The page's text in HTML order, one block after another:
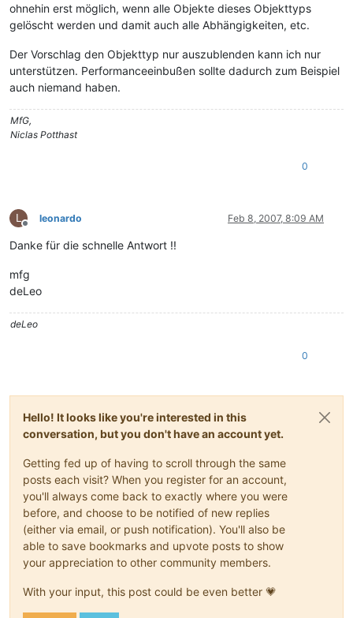
ohnehin erst möglich, wenn alle Objekte dieses Objekttyps
gelöscht werden und damit auch alle Abhängigkeiten, etc.
Der Vorschlag den Objekttyp nur auszublenden kann ich nur
unterstützen. Performanceeinbußen sollte dadurch zum Beispiel
auch niemand haben.
MfG,
Niclas Potthast
0
L
Offline
leonardo Feb 8, 2007, 8:09 AM
Danke für die schnelle Antwort !!
mfg
deLeo
deLeo
0
Hello! It looks like you're interested in this
conversation, but you don't have an account yet.
Getting fed up of having to scroll through the same
posts each visit? When you register for an account,
you'll always come back to exactly where you were
before, and choose to be notified of new replies
(either via email, or push notification). You'll also be
able to save bookmarks and upvote posts to show
your appreciation to other community members.
With your input, this post could be even better 💗